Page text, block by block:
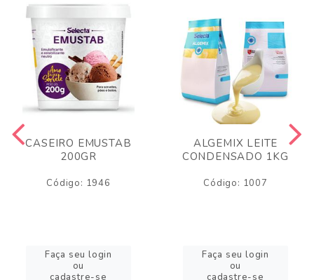
CASEIRO EMUSTAB
200GR
Código: 1946
Faça seu login
ou
cadastre-se
ALGEMIX LEITE
CONDENSADO 1KG
Código: 1007
Faça seu login
ou
cadastre-se